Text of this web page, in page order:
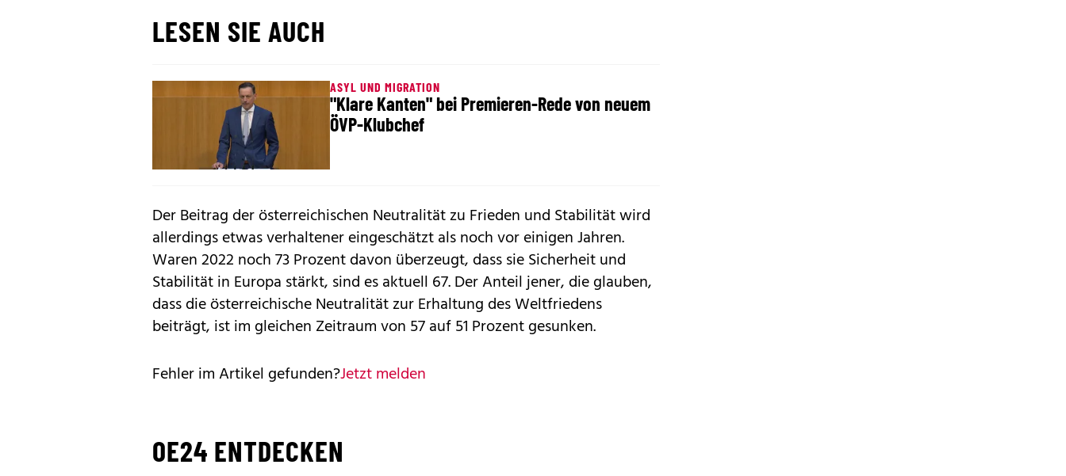
LESEN SIE AUCH
ASYL UND MIGRATION
"Klare Kanten" bei Premieren-Rede von neuem
ÖVP-Klubchef
Der Beitrag der österreichischen Neutralität zu Frieden und Stabilität wird
allerdings etwas verhaltener eingeschätzt als noch vor einigen Jahren.
Waren 2022 noch 73 Prozent davon überzeugt, dass sie Sicherheit und
Stabilität in Europa stärkt, sind es aktuell 67. Der Anteil jener, die glauben,
dass die österreichische Neutralität zur Erhaltung des Weltfriedens
beiträgt, ist im gleichen Zeitraum von 57 auf 51 Prozent gesunken.
Fehler im Artikel gefunden?Jetzt melden
OE24 ENTDECKEN